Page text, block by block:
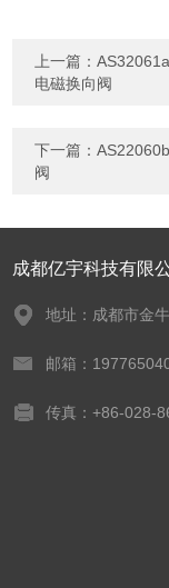
上一篇：
电磁换向阀
下一篇：
阀
成都亿宇科技有限
地址：成都市金
邮箱：
传真：+86-028-